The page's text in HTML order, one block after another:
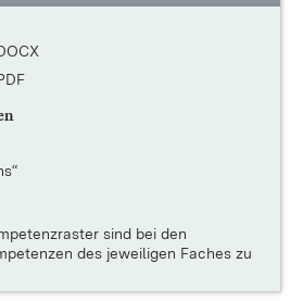
sind bei den
des jeweiligen Faches zu